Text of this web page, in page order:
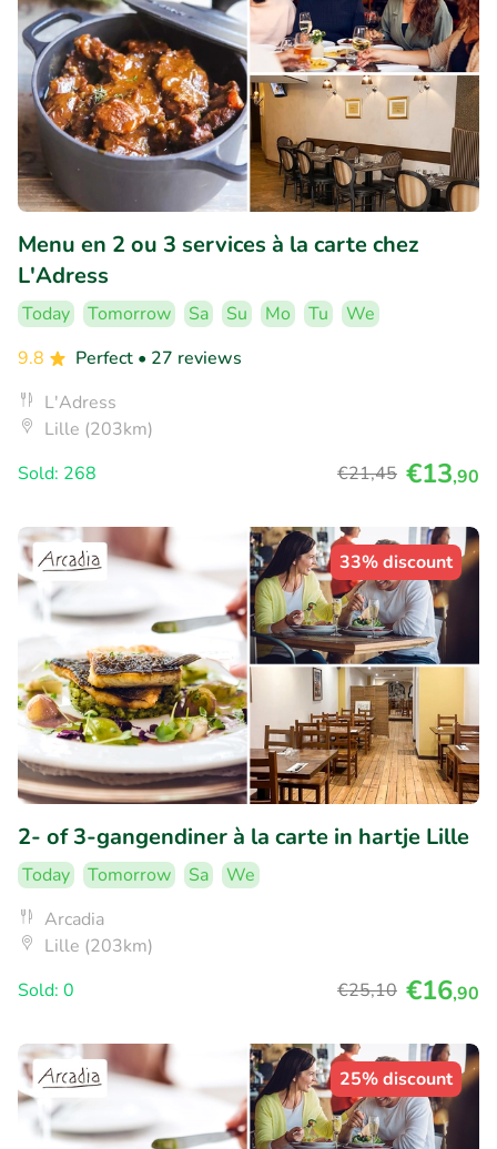
Menu en 2 ou 3 services à la carte chez
L'Adress
Today Tomorrow Sa Su Mo Tu
We
9.8
Perfect • 27 reviews
L'Adress
Lille (203km)
Sold: 268
€21,45 €13,90
33% discount
2- of 3-gangendiner à la carte in hartje Lille
Today Tomorrow Sa
We
Arcadia
Lille (203km)
Sold: 0
€25,10 €16,90
25% discount